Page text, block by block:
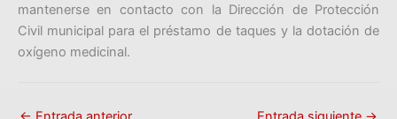
mantenerse en contacto con la Dirección de Protección
Civil municipal para el préstamo de taques y la dotación de
oxígeno medicinal.